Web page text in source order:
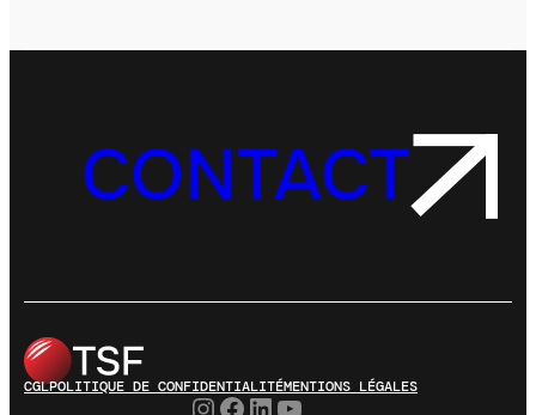
CONTACT
CGLPOLITIQUE DE CONFIDENTIALITÉMENTIONS LÉGALES
Instagram
Facebook
LinkedIn
YouTube